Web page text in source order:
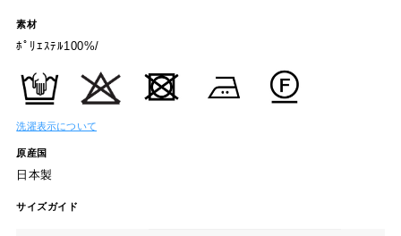
素材
ﾎﾟﾘｴｽﾃﾙ100%/
洗濯表示について
原産国
日本製
サイズガイド